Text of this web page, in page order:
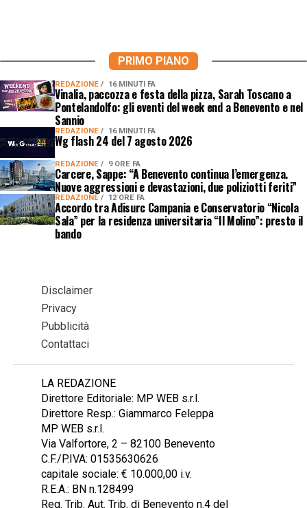
PRIMO PIANO
REDAZIONE 16 MINUTI FA
Vinalia, paccozza e festa della pizza, Sarah Toscano a
Pontelandolfo: gli eventi del week end a Benevento e nel
Sannio
REDAZIONE 16 MINUTI FA
Wg flash 24 del 7 agosto 2026
REDAZIONE 9 ORE FA
Carcere, Sappe: “A Benevento continua l’emergenza.
Nuove aggressioni e devastazioni, due poliziotti feriti”
REDAZIONE 12 ORE FA
Accordo tra Adisurc Campania e Conservatorio “Nicola
Sala” per la residenza universitaria “Il Molino”: presto il
bando
Disclaimer
Privacy
Pubblicità
Contattaci
LA REDAZIONE
Direttore Editoriale: MP WEB s.r.l.
Direttore Resp.: Giammarco Feleppa
MP WEB s.r.l.
Via Valfortore, 2 – 82100 Benevento
C.F./P.IVA: 01535630626
capitale sociale: € 10.000,00 i.v.
R.E.A.: BN n.128499
Reg. Trib. Aut. Trib. di Benevento n.4 del